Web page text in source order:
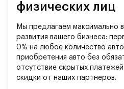
физических лиц
Мы предлагаем максимально
развития вашего бизнеса:
0% на любое количество
приобретения авто без
отсутствие скрытых
скидки от наших партнеров.